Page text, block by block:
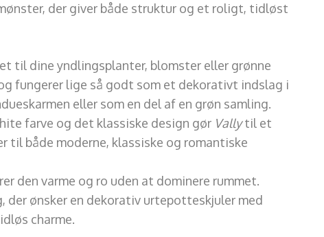
der giver både struktur og et roligt, tidløst
til dine yndlingsplanter, blomster eller grønne
fungerer lige så godt som et dekorativt indslag i
eller som en del af en grøn samling.
farve og det klassiske design gør Vallytil et
til både moderne, klassiske og romantiske
den varme og ro uden at dominere rummet.
ønsker en dekorativ urtepotteskjuler med
charme.